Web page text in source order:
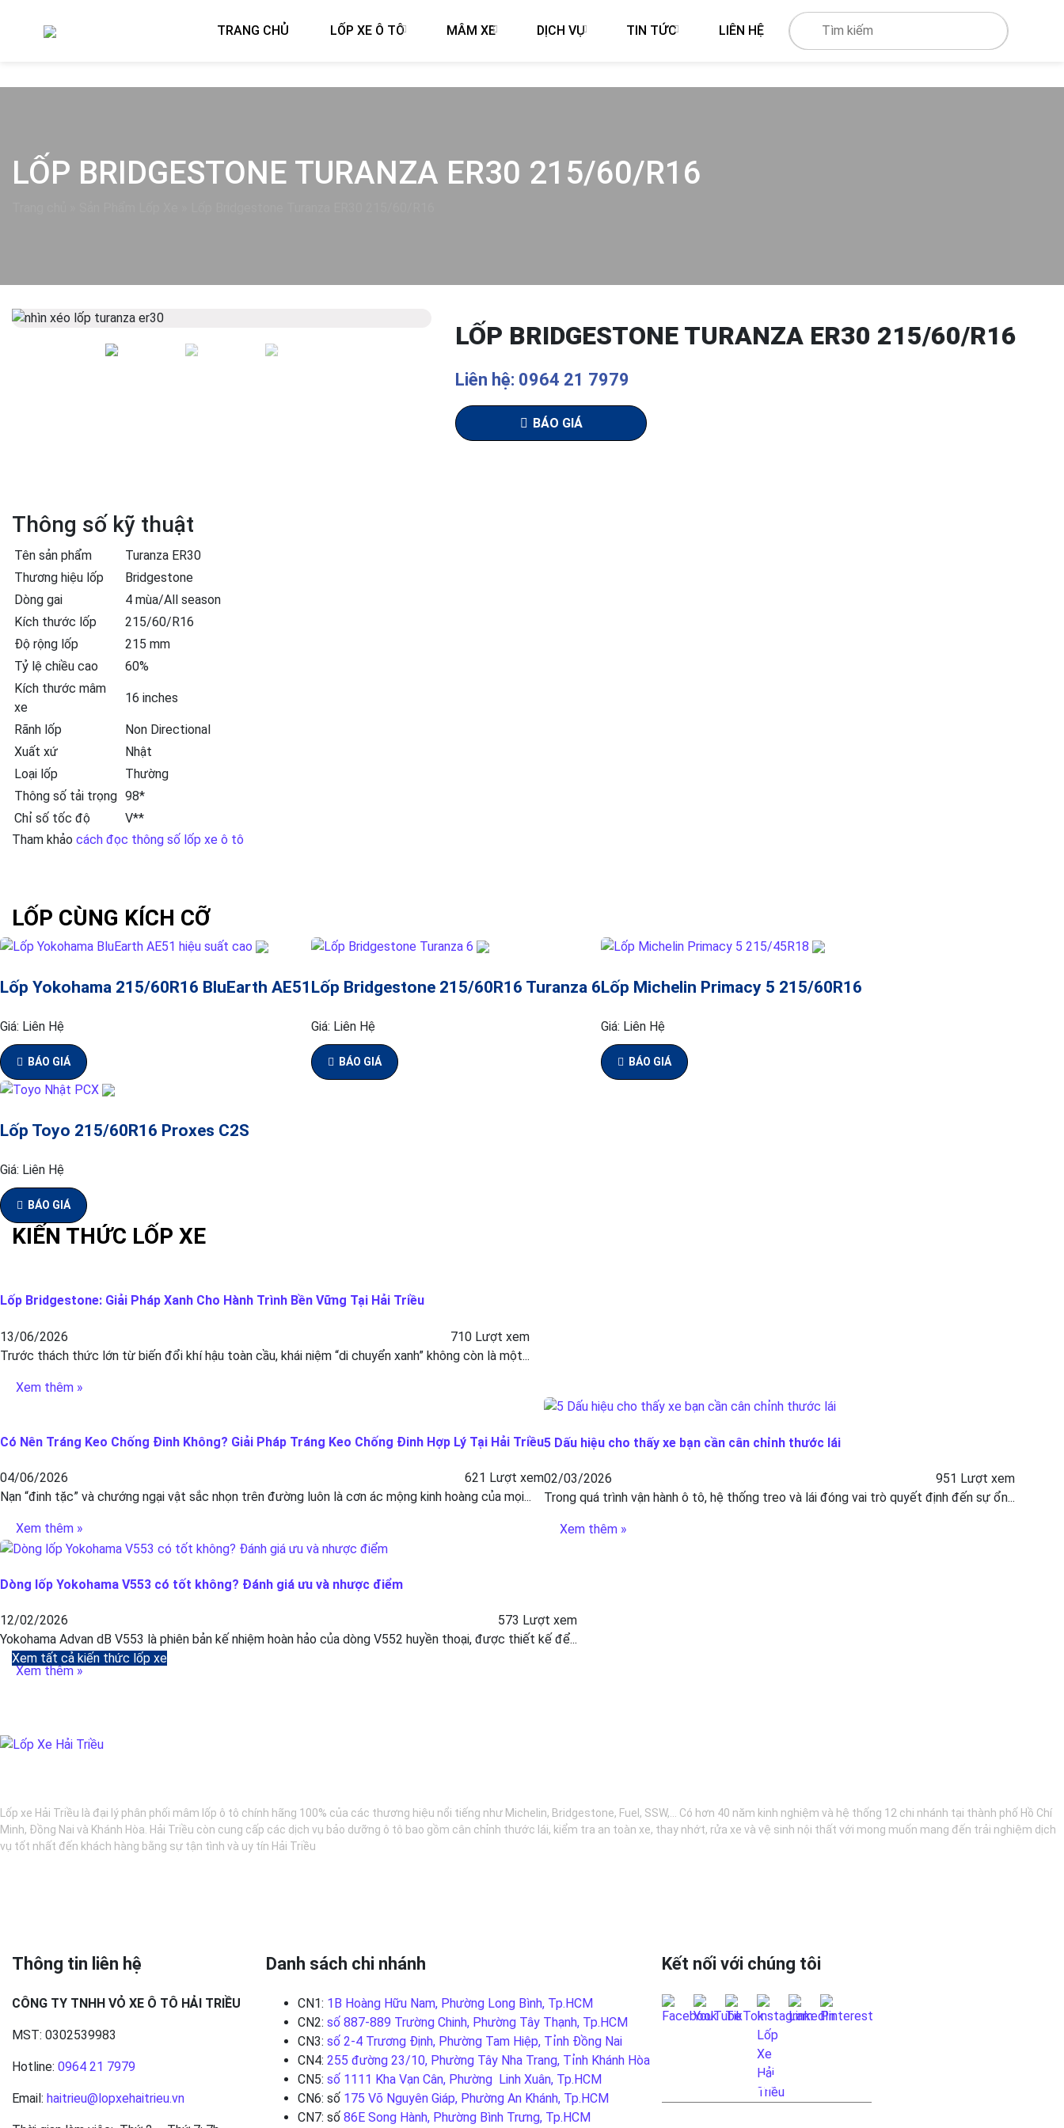
TRANG CHỦ LỐP XE Ô TÔ MÂM XE DỊCH VỤ TIN TỨC LIÊN HỆ
LỐP BRIDGESTONE TURANZA ER30 215/60/R16
LỐP BRIDGESTONE TURANZA ER30 215/60/R16
Liên hệ: 0964 21 7979
BÁO GIÁ
Thông số kỹ thuật
Tên sản phẩm
Turanza ER30
Thương hiệu lốp
Bridgestone
Dòng gai
4 mùa/All season
Kích thước lốp
215/60/R16
Độ rộng lốp
215 mm
Tỷ lệ chiều cao
60%
Kích thước mâm
xe
16 inches
Rãnh lốp
Non Directional
Xuất xứ
Nhật
Loại lốp
Thường
Thông số tải trọng 98*
Chỉ số tốc độ
V**
Tham khảo cách đọc thông số lốp xe ô tô
LỐP CÙNG KÍCH CỠ
Lốp Yokohama 215/60R16 BluEarth AE51
Giá: Liên Hệ
BÁO GIÁ
Lốp Bridgestone 215/60R16 Turanza 6
Giá: Liên Hệ
BÁO GIÁ
Lốp Michelin Primacy 5 215/60R16
Giá: Liên Hệ
BÁO GIÁ
Lốp Toyo 215/60R16 Proxes C2S
Giá: Liên Hệ
BÁO GIÁ
KIẾN THỨC LỐP XE
Lốp Bridgestone: Giải Pháp Xanh Cho Hành Trình Bền Vững Tại Hải Triều
13/06/2026
710 Lượt xem
Trước thách thức lớn từ biến đổi khí hậu toàn cầu, khái niệm “di chuyển xanh” không còn là một...
Xem thêm »
Có Nên Tráng Keo Chống Đinh Không? Giải Pháp Tráng Keo Chống Đinh Hợp Lý Tại Hải Triều
04/06/2026
621 Lượt xem
Nạn “đinh tặc” và chướng ngại vật sắc nhọn trên đường luôn là cơn ác mộng kinh hoàng của mọi...
Xem thêm »
5 Dấu hiệu cho thấy xe bạn cần cân chỉnh thước lái
02/03/2026
951 Lượt xem
Trong quá trình vận hành ô tô, hệ thống treo và lái đóng vai trò quyết định đến sự ổn...
Xem thêm »
Dòng lốp Yokohama V553 có tốt không? Đánh giá ưu và nhược điểm
12/02/2026
573 Lượt xem
Yokohama Advan dB V553 là phiên bản kế nhiệm hoàn hảo của dòng V552 huyền thoại, được thiết kế để...
Xem thêm »
Xem tất cả kiến thức lốp xe
Lốp xe Hải Triều là đại lý phân phối mâm lốp ô tô chính hãng 100% của các thương hiệu nổi tiếng như Michelin, Bridgestone, Fuel, SSW,... Có hơn 40 năm kinh nghiệm và hệ thống 12 chi nhánh tại thành phố Hồ Chí
Minh, Đồng Nai và Khánh Hòa. Hải Triều còn cung cấp các dịch vụ bảo dưỡng ô tô bao gồm cân chỉnh thước lái, kiểm tra an toàn xe, thay nhớt, rửa xe và vệ sinh nội thất với mong muốn mang đến trải nghiệm dịch
vụ tốt nhất đến khách hàng bằng sự tận tình và uy tín Hải Triều
Thông tin liên hệ
CÔNG TY TNHH VỎ XE Ô TÔ HẢI TRIỀU
MST: 0302539983
Hotline: 0964 21 7979
Email: haitrieu@lopxehaitrieu.vn
Danh sách chi nhánh
CN1: 1B Hoàng Hữu Nam, Phường Long Bình, Tp.HCM
CN2: số 887-889 Trường Chinh, Phường Tây Thạnh, Tp.HCM
CN3: số 2-4 Trương Định, Phường Tam Hiệp, Tỉnh Đồng Nai
CN4: 255 đường 23/10, Phường Tây Nha Trang, Tỉnh Khánh Hòa
CN5: số 1111 Kha Vạn Cân, Phường Linh Xuân, Tp.HCM
CN6: số 175 Võ Nguyên Giáp, Phường An Khánh, Tp.HCM
CN7: số 86E Song Hành, Phường Bình Trưng, Tp.HCM
Kết nối với chúng tôi
LIÊN HỆ QUA FANPAGE